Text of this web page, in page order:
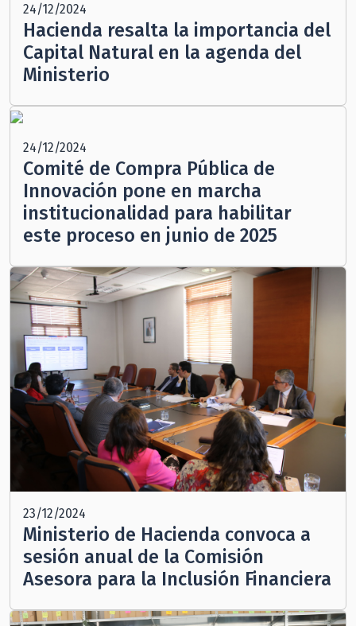
24/12/2024
Hacienda resalta la importancia del
Capital Natural en la agenda del
Ministerio
24/12/2024
Comité de Compra Pública de
Innovación pone en marcha
institucionalidad para habilitar
este proceso en junio de 2025
23/12/2024
Ministerio de Hacienda convoca a
sesión anual de la Comisión
Asesora para la Inclusión Financiera